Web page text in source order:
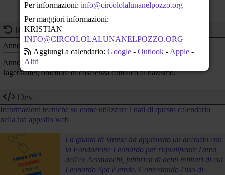
Ricorrenze del giorno
Anno 1945: La seconda bomba atomica distrugge Nagasaki
Anno 1943: Nel carcere di Berlino-Tegel viene decapitato Franz
Jagerstatter, obiettore di coscienza cattolico al nazismo.
Dev
Informazioni tecniche su come utilizzare i dati di questo calendario
nella tua app/sito web
La giunta di Varese ha approvato un accordo con
la Fondazione Leonardo per riqualificare l'area
dell'ex Aermacchi, fabbrica di aerei militari di cui
Leonardo Spa è erede. Contestando l'uso di
Per informazioni:info@circololalunanelpozzo.org
Per maggiori informazioni:
KRISTIAN
INFO@CIRCOLOLALUNANELPOZZO.ORG
Aggiungi a calendario: Google- Outlook- Apple-
Altri